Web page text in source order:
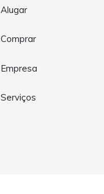
Alugar
Comprar
Empresa
Serviços